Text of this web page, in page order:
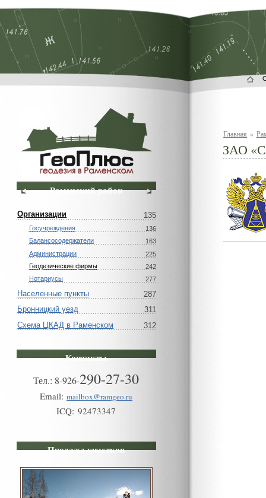
Раменский район
Организации 135
Госучреждения
136
Балансосодержатели
163
Администрации
225
Геодезические фирмы
242
Нотариусы
277
Населенные пункты
287
Бронницкий уезд
311
Схема ЦКАД в Раменском
312
Контакты
Тел.: 8-926-290-27-30
Email: mailbox@ramgeo.ru
ICQ: 92473347
Продажа участков
Главная »
ЗАО